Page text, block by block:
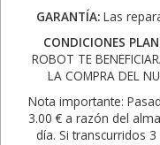
GARANTÍA: Las
CONDICIONES
ROBOT TE
LA COMPRA DEL
Nota importante:
3.00 € a razón del
día. Si transcurridos